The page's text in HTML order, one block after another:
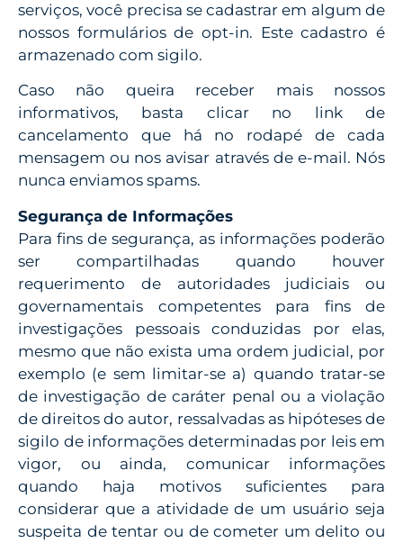
serviços, você precisa se cadastrar em algum de
nossos formulários de opt-in. Este cadastro é
armazenado com sigilo.
Caso não queira receber mais nossos
informativos, basta clicar no link de
cancelamento que há no rodapé de cada
mensagem ou nos avisar através de e-mail. Nós
nunca enviamos spams.
Segurança de Informações
Para fins de segurança, as informações poderão
ser compartilhadas quando houver
requerimento de autoridades judiciais ou
governamentais competentes para fins de
investigações pessoais conduzidas por elas,
mesmo que não exista uma ordem judicial, por
exemplo (e sem limitar-se a) quando tratar-se
de investigação de caráter penal ou a violação
de direitos do autor, ressalvadas as hipóteses de
sigilo de informações determinadas por leis em
vigor, ou ainda, comunicar informações
quando haja motivos suficientes para
considerar que a atividade de um usuário seja
suspeita de tentar ou de cometer um delito ou